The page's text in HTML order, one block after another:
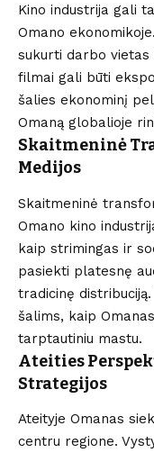
Kino industrija gali
Omano
sukurti darbo vietas
filmai gali būti
šalies ekonominį
Omaną globalioje
Skaitmeninė
Medijos
Skaitmeninė
Omano kino
kaip strimingas ir
pasiekti platesnę
tradicinę
šalims, kaip
tarptautiniu mastu.
Ateities
Strategijos
Ateityje Omanas
centru regione.